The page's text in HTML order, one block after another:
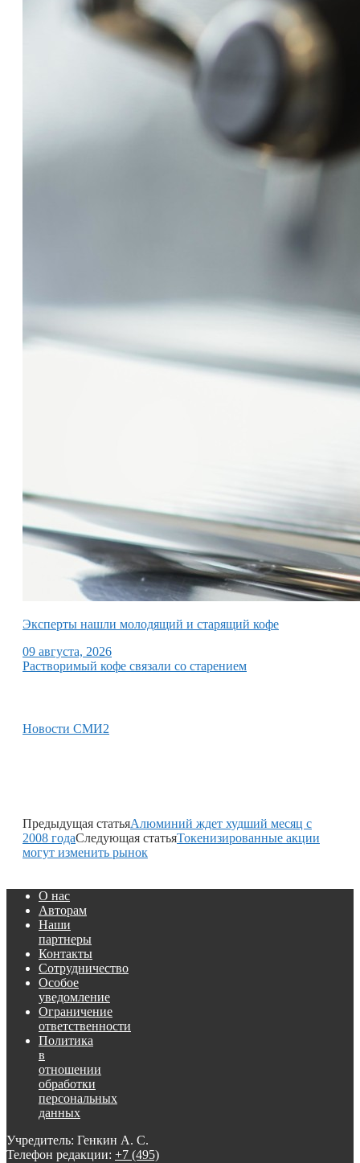
Эксперты нашли молодящий и старящий кофе
09 августа, 2026
Растворимый кофе связали со старением
Новости СМИ2
Предыдущая статьяАлюминий ждет худший месяц с
2008 годаСледующая статьяТокенизированные акции
могут изменить рынок
О нас
Авторам
Наши
партнеры
Контакты
Сотрудничество
Особое
уведомление
Ограничение
ответственности
Политика
в
отношении
обработки
персональных
данных
Учредитель: Генкин А. С.
Телефон редакции: +7 (495)